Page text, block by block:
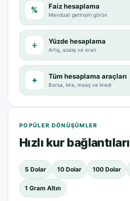
% Faiz hesaplama
Mevduat getirisini görün
÷ Yüzde hesaplama
Artış, azalış ve oran
+ Tüm hesaplama araçları
Borsa, kira, maaş ve kredi
POPÜLER DÖNÜŞÜMLER
Hızlı kur bağlantıları
5 Dolar 10 Dolar 100 Dolar
1 Gram Altın